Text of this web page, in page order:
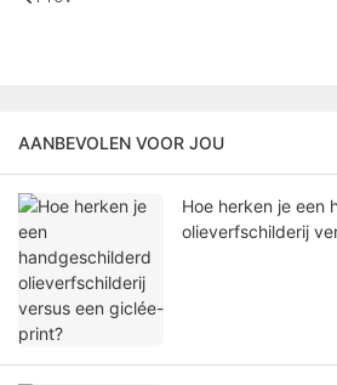
AANBEVOLEN VOOR JOU
Hoe herken je een
olieverfschilderij